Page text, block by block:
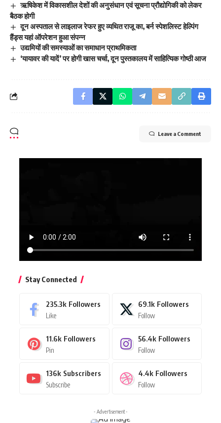
ऋषिकेश में विकासशील देशों की अनुसंधान एवं सूचना प्रौद्योगिकी को लेकर
बैठक होगी
दून अस्पताल से लाइलाज रेफर हुए व्यथित राजू का, बर्न स्पेशलिस्ट हेल्पिंग
हैंड्स यहां ऑपरेशन हुआ संपन्न
उद्यमियों की समस्‍याओं का समाधान प्राथमिकता
‘यायावर की यादें’ पर होगी खास चर्चा, दून पुस्तकालय में साहित्यिक गोष्ठी आज
Leave a Comment
Stay Connected
235.3k Followers
Like
69.1k Followers
Follow
11.6k Followers
Pin
56.4k Followers
Follow
136k Subscribers
Subscribe
4.4k Followers
Follow
- Advertisement -